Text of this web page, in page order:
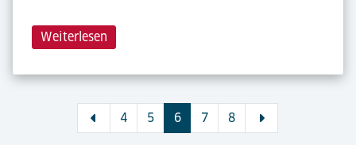
Weiterlesen
4 5 6 7 8